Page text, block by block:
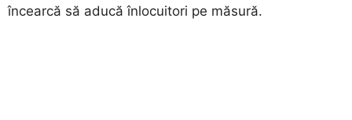
încearcă să aducă înlocuitori pe măsură.